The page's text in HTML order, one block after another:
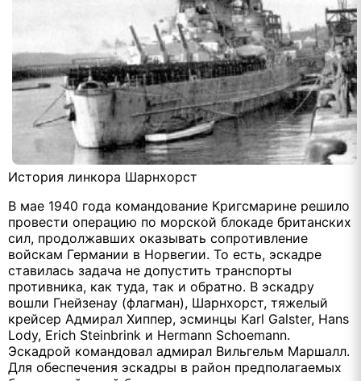
История линкора Шарнхорст
В мае 1940 года командование Кригсмарине решило
провести операцию по морской блокаде британских
сил, продолжавших оказывать сопротивление
войскам Германии в Норвегии. То есть, эскадре
ставилась задача не допустить транспорты
противника, как туда, так и обратно. В эскадру
вошли Гнейзенау (флагман), Шарнхорст, тяжелый
крейсер Адмирал Хиппер, эсминцы Karl Galster, Hans
Lody, Erich Steinbrink и Hermann Schoemann.
Эскадрой командовал адмирал Вильгельм Маршалл.
Для обеспечения эскадры в район предполагаемых